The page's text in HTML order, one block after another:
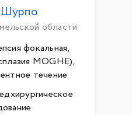
области
фокальная,
MOGHE),
течение